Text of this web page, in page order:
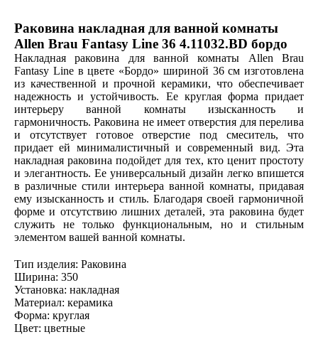
Раковина накладная для ванной комнаты
Allen Brau Fantasy Line 36 4.11032.BD бордо
Накладная раковина для ванной комнаты Allen Brau
Fantasy Line в цвете «Бордо» шириной 36 см изготовлена
из качественной и прочной керамики, что обеспечивает
надежность и устойчивость. Ее круглая форма придает
интерьеру ванной комнаты изысканность и
гармоничность. Раковина не имеет отверстия для перелива
и отсутствует готовое отверстие под смеситель, что
придает ей минималистичный и современный вид. Эта
накладная раковина подойдет для тех, кто ценит простоту
и элегантность. Ее универсальный дизайн легко впишется
в различные стили интерьера ванной комнаты, придавая
ему изысканность и стиль. Благодаря своей гармоничной
форме и отсутствию лишних деталей, эта раковина будет
служить не только функциональным, но и стильным
элементом вашей ванной комнаты.
Тип изделия: Раковина
Ширина: 350
Установка: накладная
Материал: керамика
Форма: круглая
Цвет: цветные